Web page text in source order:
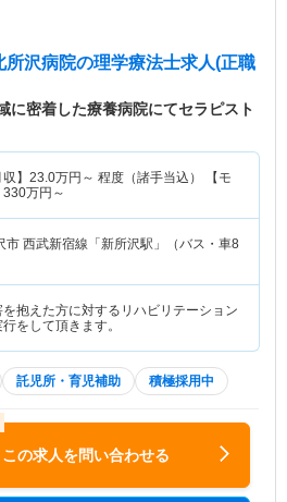
所沢病院の理学療法士求人(正職
に密着した療養病院にてセラピスト
】 23.0万円～ 程度（諸手当込） 【モ
330万円～
市 西武新宿線「新所沢駅」（バス・車8
抱えた方に対するリハビリテーション
をして頂きます。
託児所・育児補助 積極採用中
この求人を問い合わせる